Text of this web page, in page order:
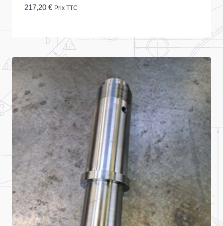
217,20 € Prix TTC